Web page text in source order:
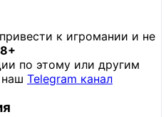
к игромании и не
по этому или другим
Telegram канал